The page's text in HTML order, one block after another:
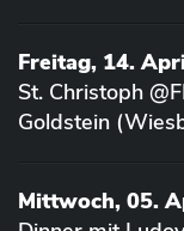
Freitag, 14.
St. Christoph
Goldstein
Mittwoch, 05.